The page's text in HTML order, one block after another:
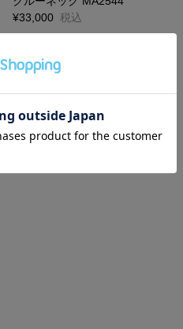
¥33,000 税込